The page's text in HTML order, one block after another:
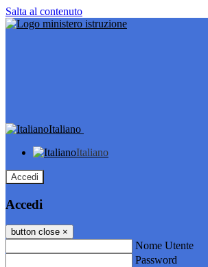
Salta al contenuto
Italiano
Italiano
Accedi
Accedi
button close ×
Nome Utente
Password